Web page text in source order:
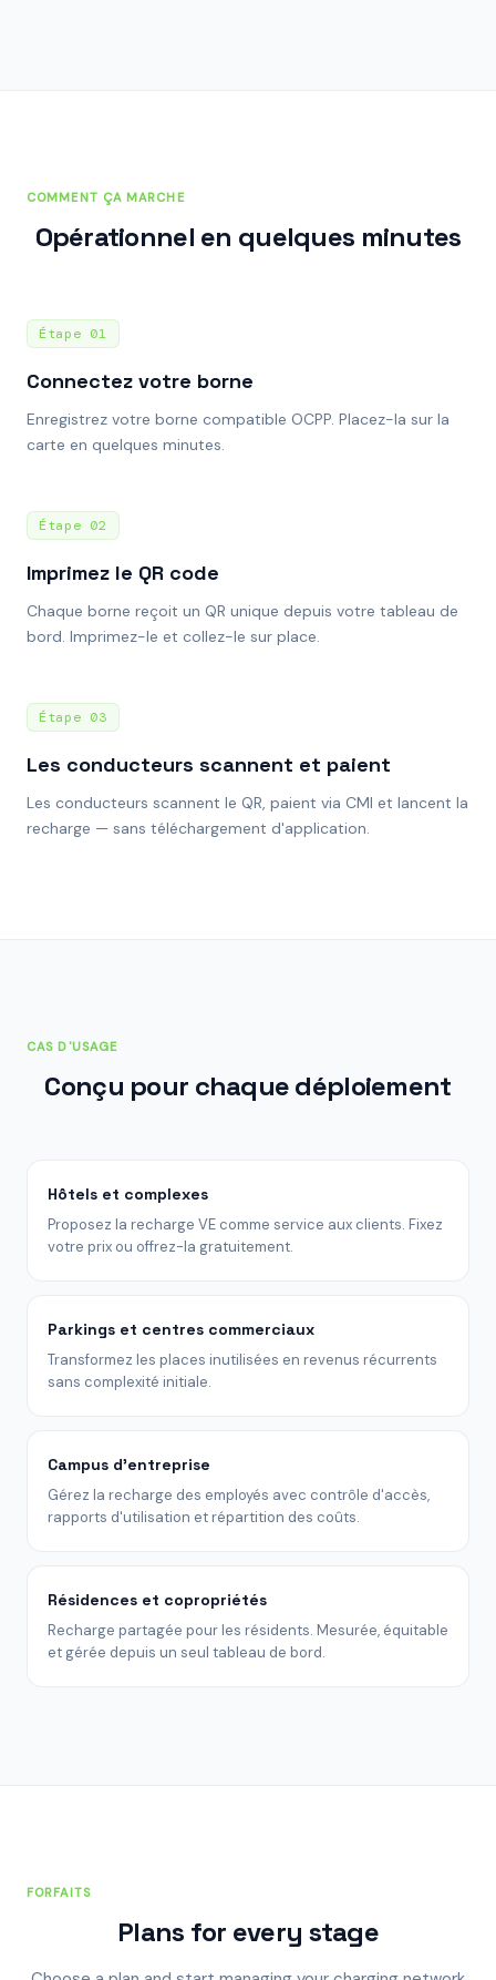
COMMENT ÇA MARCHE
Opérationnel en quelques minutes
Étape 01
Connectez votre borne
Enregistrez votre borne compatible OCPP. Placez-la sur la
carte en quelques minutes.
Étape 02
Imprimez le QR code
Chaque borne reçoit un QR unique depuis votre tableau de
bord. Imprimez-le et collez-le sur place.
Étape 03
Les conducteurs scannent et paient
Les conducteurs scannent le QR, paient via CMI et lancent la
recharge — sans téléchargement d'application.
CAS D'USAGE
Conçu pour chaque déploiement
Hôtels et complexes
Proposez la recharge VE comme service aux clients. Fixez
votre prix ou offrez-la gratuitement.
Parkings et centres commerciaux
Transformez les places inutilisées en revenus récurrents
sans complexité initiale.
Campus d'entreprise
Gérez la recharge des employés avec contrôle d'accès,
rapports d'utilisation et répartition des coûts.
Résidences et copropriétés
Recharge partagée pour les résidents. Mesurée, équitable
et gérée depuis un seul tableau de bord.
FORFAITS
Plans for every stage